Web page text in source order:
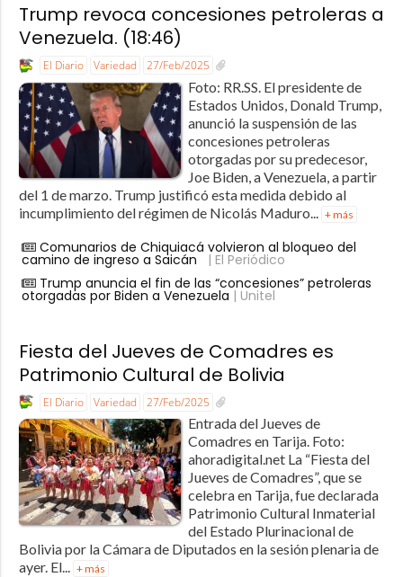
Trump revoca concesiones petroleras a
Venezuela. (18:46)
El Diario Variedad 27/Feb/2025
Foto: RR.SS. El presidente de
Estados Unidos, Donald Trump,
anunció la suspensión de las
concesiones petroleras
otorgadas por su predecesor,
Joe Biden, a Venezuela, a partir
del 1 de marzo. Trump justificó esta medida debido al
incumplimiento del régimen de Nicolás Maduro...
+ más
Comunarios de Chiquiacá volvieron al bloqueo del
camino de ingreso a Saicán
| El Periódico
Trump anuncia el fin de las “concesiones” petroleras
otorgadas por Biden a Venezuela | Unitel
Fiesta del Jueves de Comadres es
Patrimonio Cultural de Bolivia
El Diario Variedad 27/Feb/2025
Entrada del Jueves de
Comadres en Tarija. Foto:
ahoradigital.net La “Fiesta del
Jueves de Comadres”, que se
celebra en Tarija, fue declarada
Patrimonio Cultural Inmaterial
del Estado Plurinacional de
Bolivia por la Cámara de Diputados en la sesión plenaria de
ayer. El... + más